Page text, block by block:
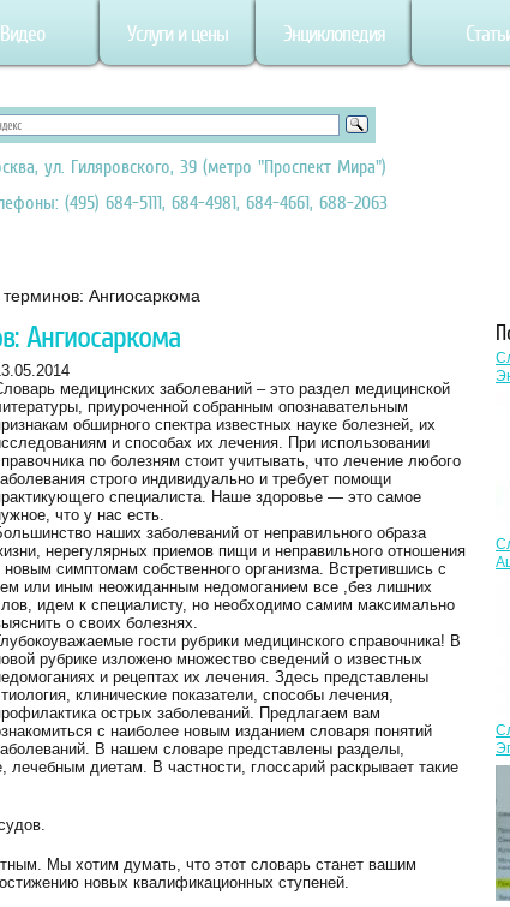
Видео Услуги и цены Энциклопедия
ул. Гиляровского, 39 (метро "Проспект Мира")
(495) 684-5111, 684-4981, 684-4661, 688-2063
Ангиосаркома
Ангиосаркома
медицинских заболеваний – это раздел медицинской
приуроченной собранным опознавательным
обширного спектра известных науке болезней, их
и способах их лечения. При использовании
по болезням стоит учитывать, что лечение любого
строго индивидуально и требует помощи
специалиста. Наше здоровье — это самое
что у нас есть.
наших заболеваний от неправильного образа
нерегулярных приемов пищи и неправильного отношения
новым симптомам собственного организма. Встретившись c
или иным неожиданным недомоганием все ,без лишних
идем к специалисту, но необходимо самим максимально
о своих болезнях.
гости рубрики медицинского справочника! В
рубрике изложено множество сведений о известных
и рецептах их лечения. Здесь представлены
клинические показатели, способы лечения,
острых заболеваний. Предлагаем вам
с наиболее новым изданием словаря понятий
В нашем словаре представлены разделы,
диетам. В частности, глоссарий раскрывает такие
Мы хотим думать, что этот словарь станет вашим
новых квалификационных ступеней.